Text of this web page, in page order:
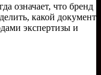
означает, что бренд
какой документ
экспертизы и